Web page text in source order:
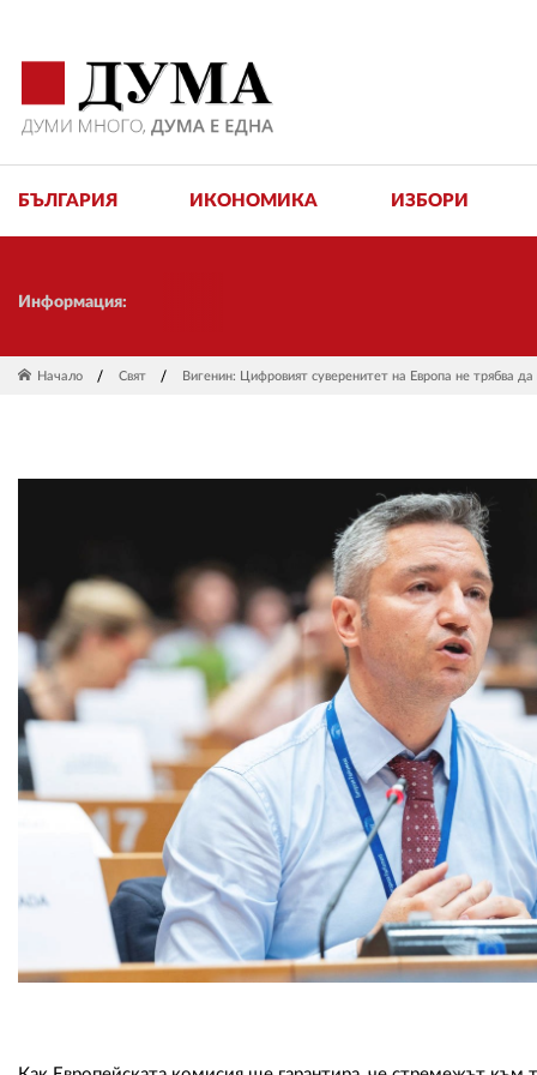
БЪЛГАРИЯ ИКОНОМИКА ИЗБОРИ
Информация:
Начало Свят Вигенин: Цифровият суверенитет на Европа не трябва